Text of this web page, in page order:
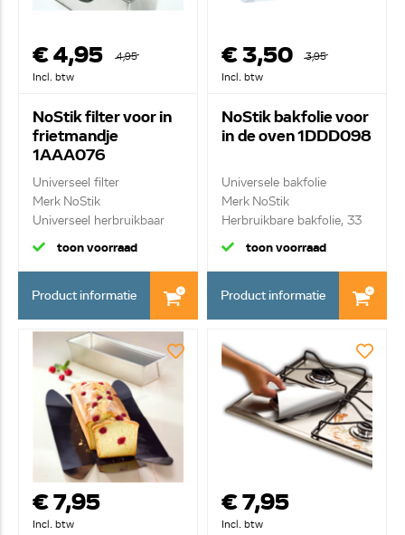
€ 4,95
4,95
Incl. btw
NoStik filter voor in
frietmandje
1AAA076
Universeel filter
Merk NoStik
Universeel herbruikbaar
vetf...
toon voorraad
Product informatie
€ 3,50
3,95
Incl. btw
NoStik bakfolie voor
in de oven 1DDD098
Universele bakfolie
Merk NoStik
Herbruikbare bakfolie, 33
...
toon voorraad
Product informatie
€ 7,95
Incl. btw
€ 7,95
Incl. btw